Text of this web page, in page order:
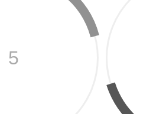
5